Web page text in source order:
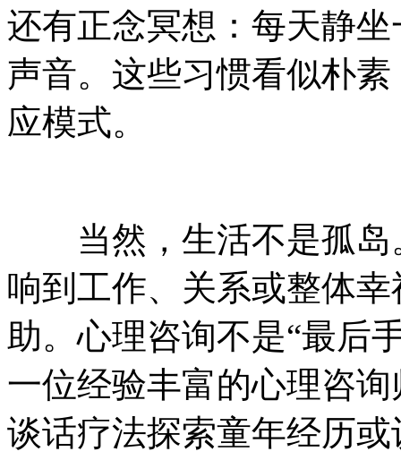
还有正念冥想：每天静
声音。这些习惯看似朴
应模式。
当然，生活不是孤岛
响到工作、关系或整体
助。心理咨询不是“最后
一位经验丰富的心理咨
谈话疗法探索童年经历